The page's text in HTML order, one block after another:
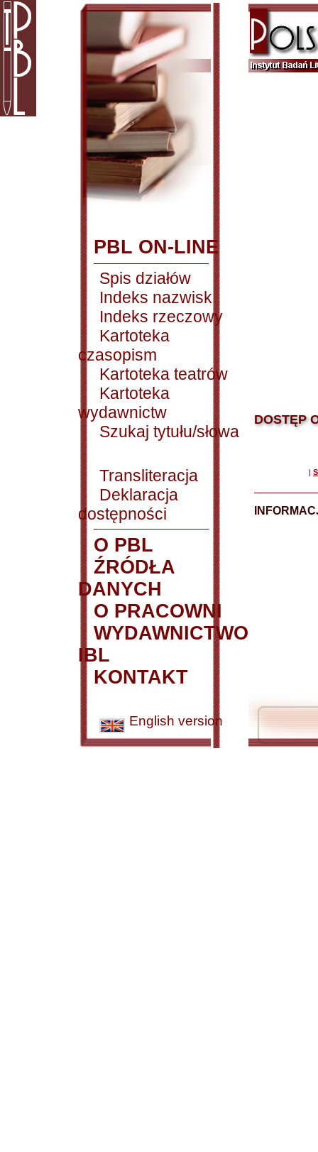
PBL ON-LINE
Spis działów
Indeks nazwisk
Indeks rzeczowy
Kartoteka
czasopism
Kartoteka teatrów
Kartoteka
wydawnictw
Szukaj tytułu/słowa
Transliteracja
Deklaracja
dostępności
O PBL
ŹRÓDŁA
DANYCH
O PRACOWNI
WYDAWNICTWO
IBL
KONTAKT
English version
DOSTĘP
|